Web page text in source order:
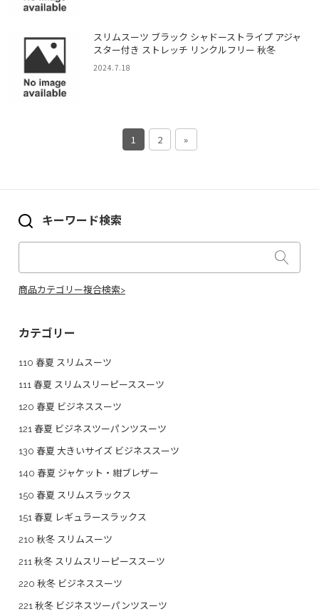
スリムスーツ ブラック シャドーストライプ アジャ
スター付き ストレッチ リンクルフリー 秋冬
2024.7.18
1 2 »
キーワード検索
商品カテゴリー複合検索>
カテゴリー
110 春夏 スリムスーツ
111 春夏 スリムスリーピーススーツ
120 春夏 ビジネススーツ
121 春夏 ビジネスツーパンツスーツ
130 春夏 大きいサイズ ビジネススーツ
140 春夏 ジャケット・紺ブレザー
150 春夏 スリムスラックス
151 春夏 レギュラースラックス
210 秋冬 スリムスーツ
211 秋冬 スリムスリーピーススーツ
220 秋冬 ビジネススーツ
221 秋冬 ビジネスツーパンツスーツ